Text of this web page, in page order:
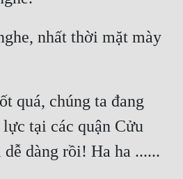
nhất thời mặt mày
quá, chúng ta đang
tại các quận Cửu